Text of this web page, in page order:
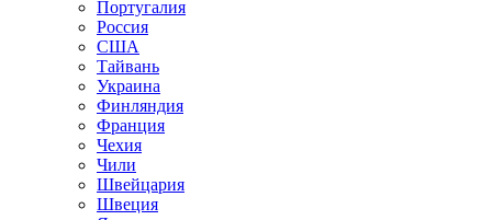
Португалия
Россия
США
Тайвань
Украина
Финляндия
Франция
Чехия
Чили
Швейцария
Швеция